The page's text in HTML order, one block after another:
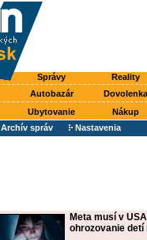
Správy Reality
Autobazár Dovolenka
Ubytovanie Nákup
Archív správ Nastavenia
Meta musí v
ohrozovanie